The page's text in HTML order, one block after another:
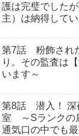
護は完璧でした
主）は納得して
第7話 粉飾され
り。その監査は
います～
第8話 潜入！ 深
室 ～Sランクの
通気口の中でも